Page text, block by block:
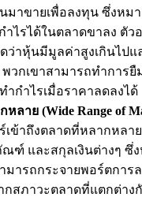
มาขายเพื่อลงทุน ซึ่งหม
ำไรได้ในตลาดขาลง ตัว
ดว่าหุ้นมีมูลค่าสูงเกินไป
วกเขาสามารถทำการยื
ทำกำไรเมื่อราคาลดลงได้
ลาย (Wide Range of
ร์เข้าถึงตลาดที่หลากหล
ฑ์ และสกุลเงินต่างๆ ซึ่
ามารถกระจายพอร์ตการ
กสภาวะตลาดที่แตกต่าง